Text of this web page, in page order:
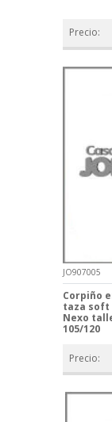
Precio:
JO907005
Corpiño
taza soft
Nexo
105/120
Precio: